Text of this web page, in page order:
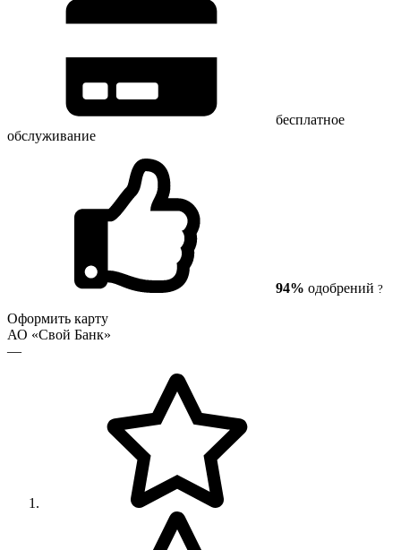
бесплатное
обслуживание
94% одобрений ?
Оформить карту
АО «Свой Банк»
—